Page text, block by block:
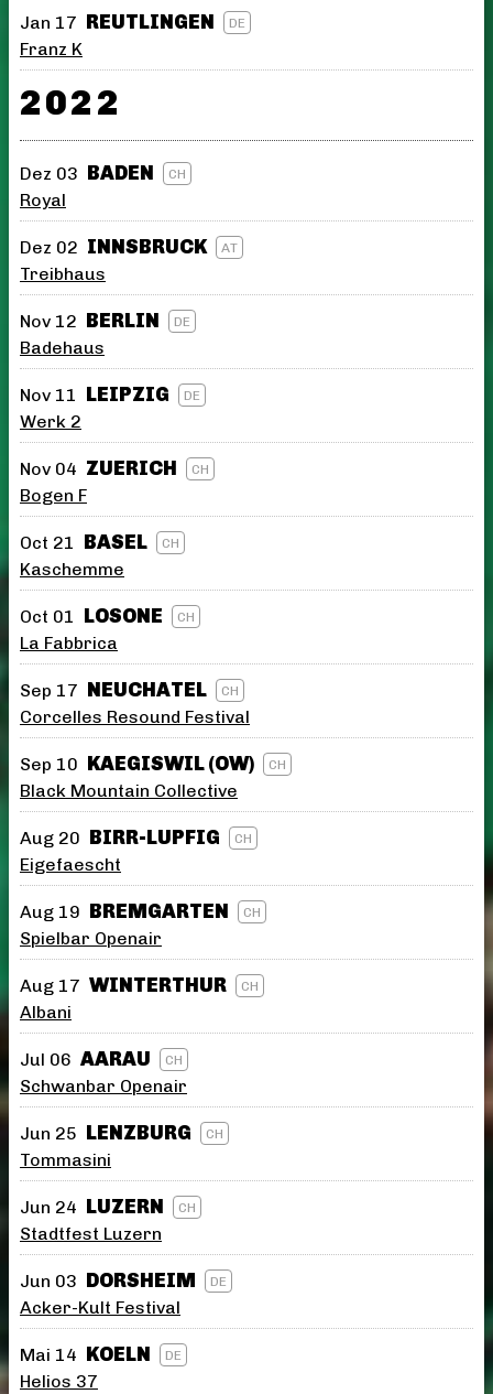
Jan 17 DE
REUTLINGEN
Franz K
2022
Dez 03 CH
BADEN
Royal
Dez 02 AT
INNSBRUCK
Treibhaus
Nov 12 DE
BERLIN
Badehaus
Nov 11 DE
LEIPZIG
Werk 2
Nov 04 CH
ZUERICH
Bogen F
Oct 21 CH
BASEL
Kaschemme
Oct 01 CH
LOSONE
La Fabbrica
Sep 17 CH
NEUCHATEL
Corcelles Resound Festival
Sep 10 CH
KAEGISWIL (OW)
Black Mountain Collective
Aug 20 CH
BIRR-LUPFIG
Eigefaescht
Aug 19 CH
BREMGARTEN
Spielbar Openair
Aug 17 CH
WINTERTHUR
Albani
Jul 06 CH
AARAU
Schwanbar Openair
Jun 25 CH
LENZBURG
Tommasini
Jun 24 CH
LUZERN
Stadtfest Luzern
Jun 03 DE
DORSHEIM
Acker-Kult Festival
Mai 14 DE
KOELN
Helios 37